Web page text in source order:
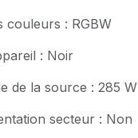
couleurs : RGBW
: Noir
de la source : 285 W
secteur : Non